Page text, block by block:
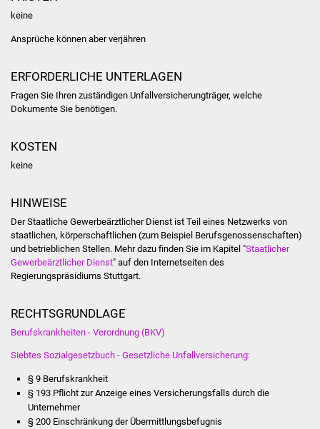
Vereine und Parteien
Selbsteintrag Vereine
Tourismus
Erlebnisregion
keine
Ansprüche können aber verjähren
ERFORDERLICHE UNTERLAGEN
Fragen Sie Ihren zuständigen Unfallversicherungträger, welche
Dokumente Sie benötigen.
KOSTEN
keine
HINWEISE
Der Staatliche Gewerbeärztlicher Dienst ist Teil eines Netzwerks von
staatlichen, körperschaftlichen (zum Beispiel Berufsgenossenschaften)
und betrieblichen Stellen. Mehr dazu finden Sie im Kapitel "Staatlicher
Gewerbeärztlicher Dienst" auf den Internetseiten des
Regierungspräsidiums Stuttgart.
RECHTSGRUNDLAGE
Berufskrankheiten - Verordnung (BKV)
Siebtes Sozialgesetzbuch - Gesetzliche Unfallversicherung:
§ 9 Berufskrankheit
§ 193 Pflicht zur Anzeige eines Versicherungsfalls durch die
Unternehmer
§ 200 Einschränkung der Übermittlungsbefugnis